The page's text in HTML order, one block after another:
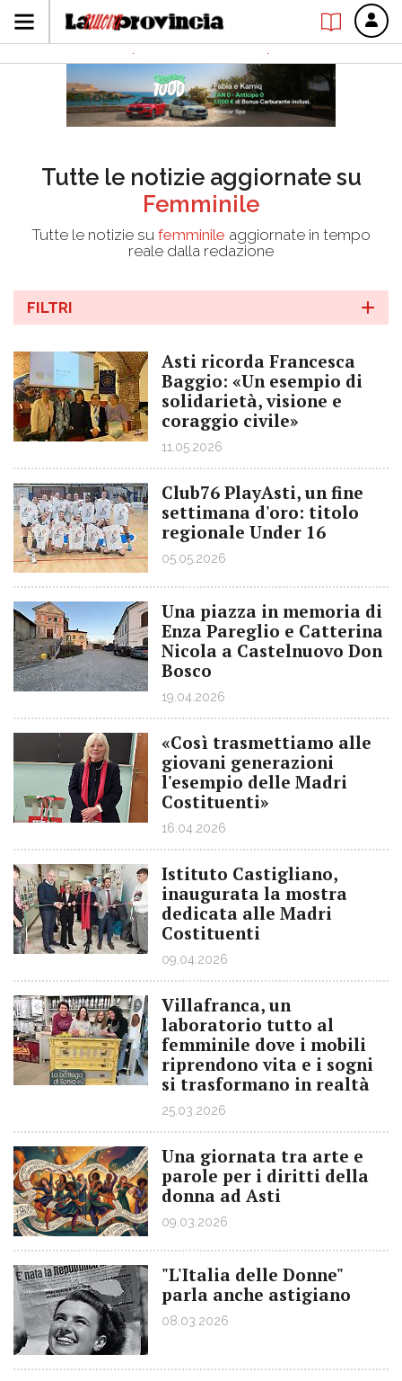
Tutte le notizie aggiornate su
Femminile
Tutte le notizie su femminile aggiornate in tempo
reale dalla redazione
FILTRI
Asti ricorda Francesca
Baggio: «Un esempio di
solidarietà, visione e
coraggio civile»
11.05.2026
Club76 PlayAsti, un fine
settimana d'oro: titolo
regionale Under 16
05.05.2026
Una piazza in memoria di
Enza Pareglio e Catterina
Nicola a Castelnuovo Don
Bosco
19.04.2026
«Così trasmettiamo alle
giovani generazioni
l'esempio delle Madri
Costituenti»
16.04.2026
Istituto Castigliano,
inaugurata la mostra
dedicata alle Madri
Costituenti
09.04.2026
Villafranca, un
laboratorio tutto al
femminile dove i mobili
riprendono vita e i sogni
si trasformano in realtà
25.03.2026
Una giornata tra arte e
parole per i diritti della
donna ad Asti
09.03.2026
"L'Italia delle Donne"
parla anche astigiano
08.03.2026